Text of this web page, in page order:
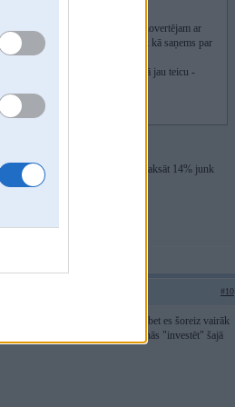
14 miljoniem (tatad uzņēmumu novertējam ar
tikai daži miljoni, bet vairak kā saņems par
kā cipari neliekas īsti kopā. Bet kā jau teicu -
valsts ieguldījumiem...
var vēl vienu mēnesi izvilkt apmaksāt 14% junk
#10
protams, var likties viskautkas, bet es šoreiz vairāk
mega solījumiem, ka valsts turpinās "investēt" šajā